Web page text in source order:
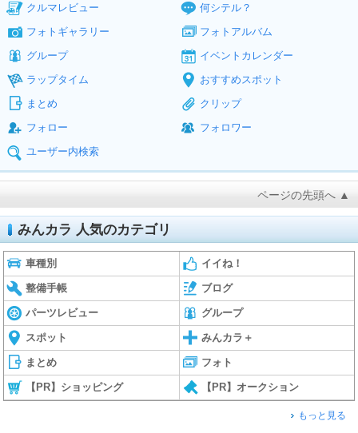
クルマレビュー
何シテル？
フォトギャラリー
フォトアルバム
グループ
イベントカレンダー
ラップタイム
おすすめスポット
まとめ
クリップ
フォロー
フォロワー
ユーザー内検索
ページの先頭へ ▲
みんカラ 人気のカテゴリ
車種別 イイね！
整備手帳 ブログ
パーツレビュー グループ
スポット みんカラ＋
まとめ フォト
【PR】ショッピング 【PR】オークション
もっと見る